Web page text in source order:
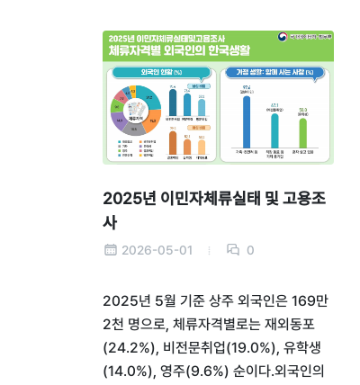
2025년 이민자체류실태 및 고용조
사
2026-05-01 0
2025년 5월 기준 상주 외국인은 169만
2천 명으로, 체류자격별로는 재외동포
(24.2%), 비전문취업(19.0%), 유학생
(14.0%), 영주(9.6%) 순이다.외국인의